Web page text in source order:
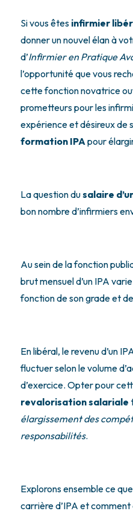
Si vous êtes infirmier
donner un nouvel élan à
d’Infirmier en Pratique
l’opportunité que vous
cette fonction novatrice
prometteurs pour les
expérience et désireux de
formation IPApour
La question dusalaire
bon nombre d’infirmiers
Au sein de la fonction
brut mensuel d’un IPA
fonction de son grade et
En libéral, le revenu d’un
fluctuer selon le volume
d’exercice. Opter pour
revalorisation salariale
élargissement des
responsabilités.
Explorons ensemble ce
carrière d’IPA et